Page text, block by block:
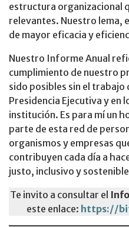
estructura organizacional
relevantes. Nuestro lema,
de mayor eficacia y
Nuestro Informe Anual
cumplimiento de nuestro
sido posibles sin el trabajo
Presidencia Ejecutiva y en
institución. Es para mí un
parte de esta red de
organismos y empresas
contribuyen cada día a
justo, inclusivo y
Te invito a consultar el
este enlace: https://